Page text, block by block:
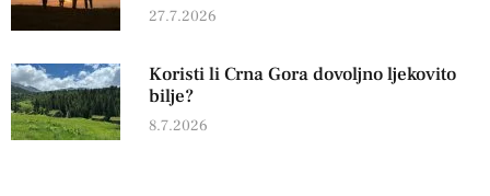
27.7.2026
Koristi li Crna Gora dovoljno ljekovito
bilje?
8.7.2026